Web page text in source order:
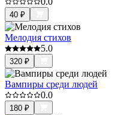
40 ₽
Мелодия стихов
5.0
320 ₽
Вампиры среди людей
0.0
180 ₽